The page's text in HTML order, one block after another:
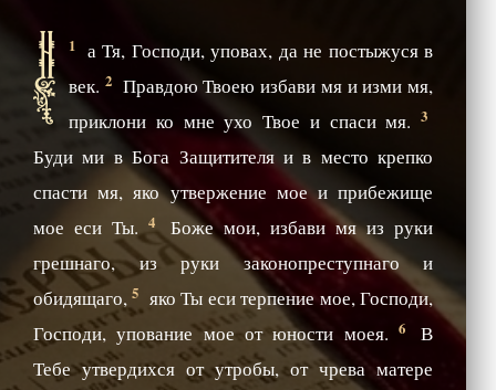
1
Н
а Тя, Господи, уповах, да не постыжуся в
век. 2 Правдою Твоею избави мя и изми мя,
приклони ко мне ухо Твое и спаси мя.3
Буди ми в Бога Защитителя и в место крепко
спасти мя, яко утвержение мое и прибежище
мое еси Ты.4
Боже мои, избави мя из руки
грешнаго, из руки законопреступнаго и
обидящаго,5 яко Ты еси терпение мое, Господи,
Господи, упование мое от юности моея. 6
В
Тебе утвердихся от утробы, от чрева матере